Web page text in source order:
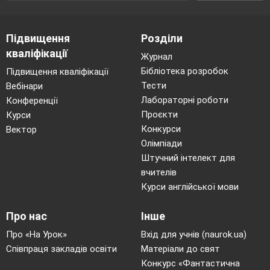
Згадаємо подані в ній кроки роботи над
«Мені відомо: ...»
— називаємо умову задачі.
«Треба дізнатися: ...»
— називаємо запитання
задачі.
«Складаю схему: …», «Пояснюю
розв’язання: ...»
— складаємо схему і за нею
встановлюємо,більшим чи меншим числом за
дане є шукане; відповідно до цього вибираємо
— записуємо розв’язання.
— називаємо відповідь.
3.Графічні врави.
Завдання № 4 в робочому
4. Розвиток логічного мислення.
Підвищення
кваліфікації
Підвищення кваліфікації
Вебінари
Конференції
Курси
Вектор
Розділи
Журнал
Бібліотека розробок
Тести
Лабораторні роботи
Проєкти
Конкурси
Олімпіади
Штучний інтелект для
вчителів
Курси англійської мови
Про нас
Про «На Урок»
Співпраця закладів освіти
Інше
Вхід для учнів (naurok.ua)
Матеріали до свят
Конкурс «Фантастична